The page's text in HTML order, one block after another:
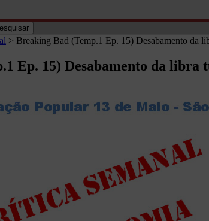
> Breaking Bad (Temp.1 Ep. 15) Desabamento da
Ep. 15) Desabamento da